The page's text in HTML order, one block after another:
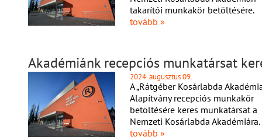
takarítói munkakör betöltésére.
tovább »
Akadémiánk recepciós munkatársat
2024. augusztus 09.
A „Rátgéber Kosárlabda
Alapítvány recepciós munkakör
betöltésére keres munkatársat a
Nemzeti Kosárlabda Akadémiára.
tovább »